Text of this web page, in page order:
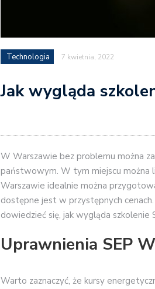
Technologia 7 kwietnia, 2022
Jak wygląda
W Warszawie bez problemu można
państwowym. W tym miejscu można
Warszawie idealnie można
dostępne jest w przystępnych
dowiedzieć się, jak wygląda szkolenie
Uprawnienia SEP
Warto zaznaczyć, że kursy